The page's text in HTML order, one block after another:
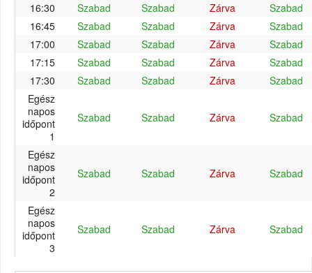
16:30 Szabad Szabad Zárva
Szabad
16:45
Szabad Szabad Zárva
Szabad
17:00
Szabad Szabad Zárva
Szabad
17:15
Szabad Szabad Zárva
Szabad
17:30
Szabad Szabad Zárva
Szabad
Egész
napos
időpont
1
Szabad Szabad Zárva Szabad
Egész
napos
időpont
2
Szabad Szabad Zárva Szabad
Egész
napos
időpont
3
Szabad Szabad Zárva Szabad